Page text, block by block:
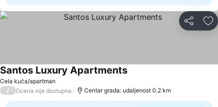
Deli
Cela kuća/apartman
Santos Luxury ApartmentsPogledaj cene
/ Ocena nije dostupna Centar grada: udaljenost 0.2 km